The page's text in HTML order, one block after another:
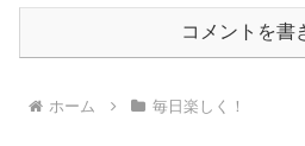
コメントを書
ホーム 毎日楽しく！